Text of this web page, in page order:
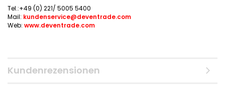
Tel.:+49 (0) 221/ 5005 5400
Mail: kundenservice@deventrade.com
Web: www.deventrade.com
Kundenrezensionen